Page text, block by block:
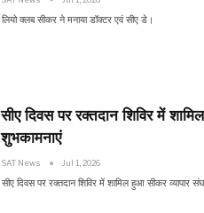
लियो क्लब सीकर ने मनाया डॉक्टर एवं सीए डे।
सीए दिवस पर रक्तदान शिविर में
शुभकामनाएं
SAT News Jul 1, 2026
सीए दिवस पर रक्तदान शिविर में शामिल हुआ सीकर व्यापार